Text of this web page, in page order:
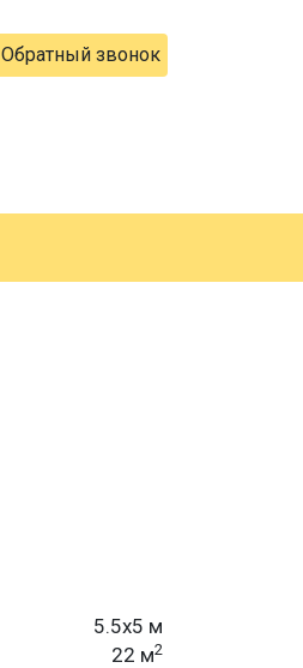
Обратный звонок
5.5х5 м
22 м2